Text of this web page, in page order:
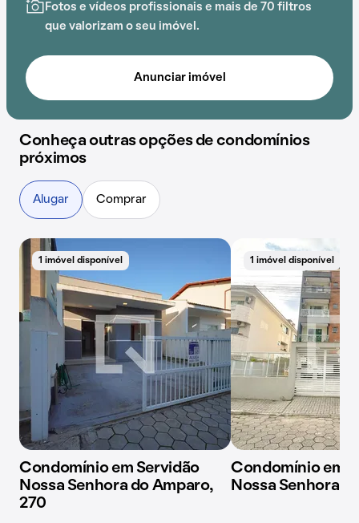
Fotos e vídeos profissionais e mais de 70 filtros
que valorizam o seu imóvel.
Anunciar imóvel
Conheça outras opções de condomínios
próximos
Alugar Comprar
1 imóvel disponível
Condomínio em Servidão
Nossa Senhora do Amparo,
270
1 imóvel disponível
Condomínio em
Nossa Senhora